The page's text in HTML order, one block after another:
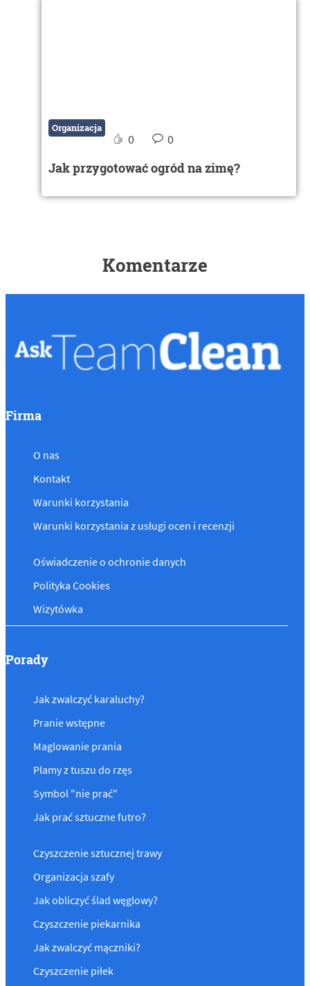
Organizacja
0 0
Jak przygotować ogród na zimę?
Komentarze
Firma
O nas
Kontakt
Warunki korzystania
Warunki korzystania z usługi ocen i recenzji
Oświadczenie o ochronie danych
Polityka Cookies
Wizytówka
Porady
Jak zwalczyć karaluchy?
Pranie wstępne
Maglowanie prania
Plamy z tuszu do rzęs
Symbol "nie prać"
Jak prać sztuczne futro?
Czyszczenie sztucznej trawy
Organizacja szafy
Jak obliczyć ślad węglowy?
Czyszczenie piekarnika
Jak zwalczyć mączniki?
Czyszczenie piłek